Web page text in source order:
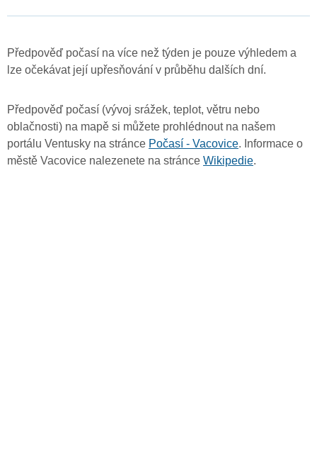
Předpověď počasí na více než týden je pouze výhledem a
lze očekávat její upřesňování v průběhu dalších dní.
Předpověď počasí (vývoj srážek, teplot, větru nebo
oblačnosti) na mapě si můžete prohlédnout na našem
portálu Ventusky na stránce Počasí - Vacovice. Informace o
městě Vacovice nalezenete na stránce Wikipedie.